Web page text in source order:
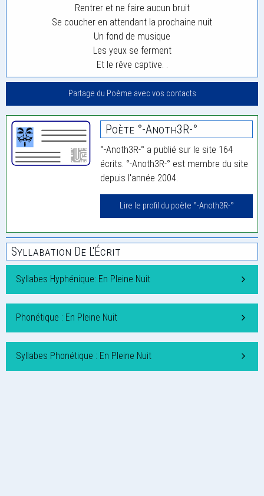
Rentrer et ne faire aucun bruit
Se coucher en attendant la prochaine nuit
Un fond de musique
Les yeux se ferment
Et le rêve captive. .
Partage du Poème avec vos contacts
Poète °-Anoth3R-°
°-Anoth3R-° a publié sur le site 164
écrits. °-Anoth3R-° est membre du site
depuis l'année 2004.
Lire le profil du poète °-Anoth3R-°
Syllabation De L'Écrit
Syllabes Hyphénique: En Pleine Nuit
Phonétique : En Pleine Nuit
Syllabes Phonétique : En Pleine Nuit